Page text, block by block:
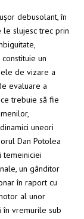
debusolant, în
le slujesc trec prin
un
de vizare a
evaluare a
trebuie să fie
uneori
Dan Potolea
un gânditor
în raport cu
al unor
în vremurile sub